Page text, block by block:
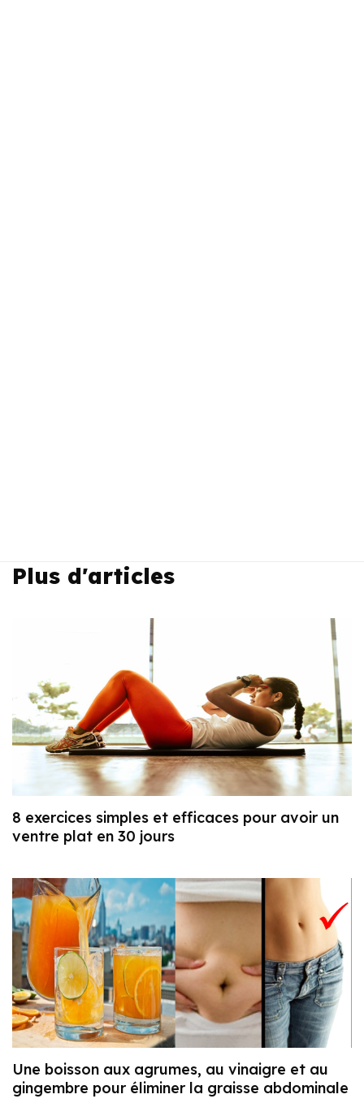
Plus d'articles
8 exercices simples et efficaces pour avoir un
ventre plat en 30 jours
Une boisson aux agrumes, au vinaigre et au
gingembre pour éliminer la graisse abdominale